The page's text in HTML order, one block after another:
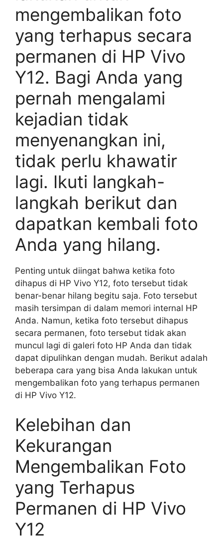
mengembalikan foto
yang terhapus secara
permanen di HP Vivo
Y12. Bagi Anda yang
pernah mengalami
kejadian tidak
menyenangkan ini,
tidak perlu khawatir
lagi. Ikuti langkah-
langkah berikut dan
dapatkan kembali foto
Anda yang hilang.
Penting untuk diingat bahwa ketika foto
dihapus di HP Vivo Y12, foto tersebut tidak
benar-benar hilang begitu saja. Foto tersebut
masih tersimpan di dalam memori internal HP
Anda. Namun, ketika foto tersebut dihapus
secara permanen, foto tersebut tidak akan
muncul lagi di galeri foto HP Anda dan tidak
dapat dipulihkan dengan mudah. Berikut adalah
beberapa cara yang bisa Anda lakukan untuk
mengembalikan foto yang terhapus permanen
di HP Vivo Y12.
Kelebihan dan
Kekurangan
Mengembalikan Foto
yang Terhapus
Permanen di HP Vivo
Y12